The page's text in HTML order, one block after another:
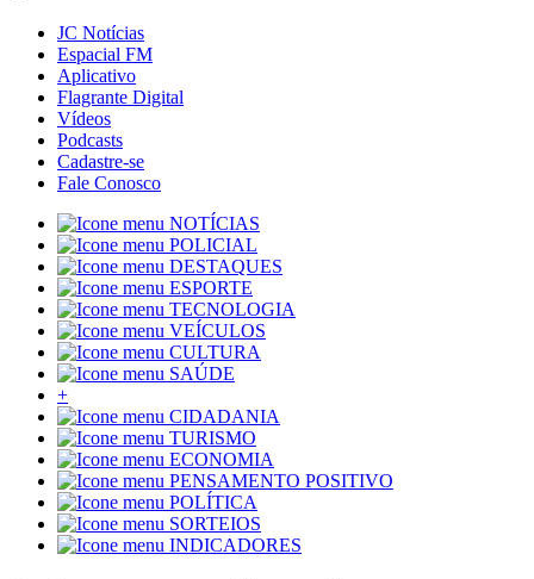
JC Notícias
Espacial FM
Aplicativo
Flagrante Digital
Vídeos
Podcasts
Cadastre-se
Fale Conosco
NOTÍCIAS
POLICIAL
DESTAQUES
ESPORTE
TECNOLOGIA
VEÍCULOS
CULTURA
SAÚDE
+
CIDADANIA
TURISMO
ECONOMIA
PENSAMENTO POSITIVO
POLÍTICA
SORTEIOS
INDICADORES